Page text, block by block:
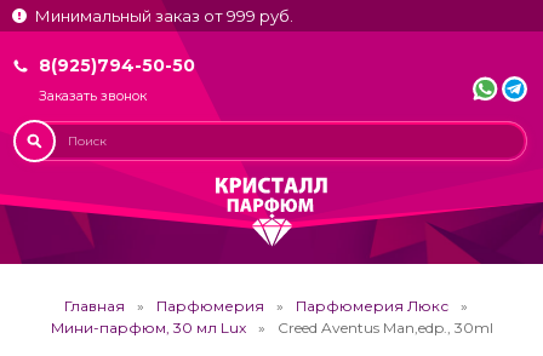
Минимальный заказ от 999 руб.
8(925)794-50-50
Заказать звонок
Главная Парфюмерия
Парфюмерия Люкс
Мини-парфюм, 30 мл Lux
Creed Aventus Man,edp., 30ml